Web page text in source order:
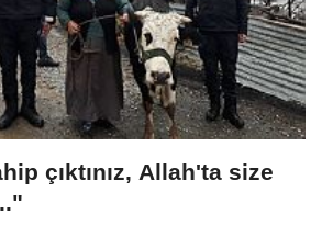
çıktınız, Allah'ta size